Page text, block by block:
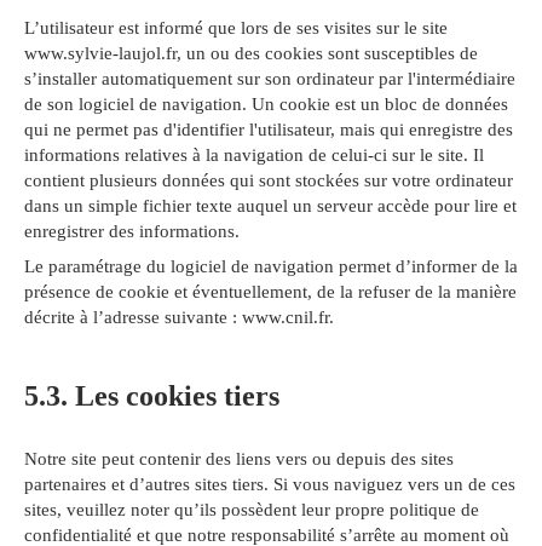
L’utilisateur est informé que lors de ses visites sur le site
www.sylvie-laujol.fr, un ou des cookies sont susceptibles de
s’installer automatiquement sur son ordinateur par l'intermédiaire
de son logiciel de navigation. Un cookie est un bloc de données
qui ne permet pas d'identifier l'utilisateur, mais qui enregistre des
informations relatives à la navigation de celui-ci sur le site. Il
contient plusieurs données qui sont stockées sur votre ordinateur
dans un simple fichier texte auquel un serveur accède pour lire et
enregistrer des informations.
Le paramétrage du logiciel de navigation permet d’informer de la
présence de cookie et éventuellement, de la refuser de la manière
décrite à l’adresse suivante : www.cnil.fr.
5.3. Les cookies tiers
Notre site peut contenir des liens vers ou depuis des sites
partenaires et d’autres sites tiers. Si vous naviguez vers un de ces
sites, veuillez noter qu’ils possèdent leur propre politique de
confidentialité et que notre responsabilité s’arrête au moment où